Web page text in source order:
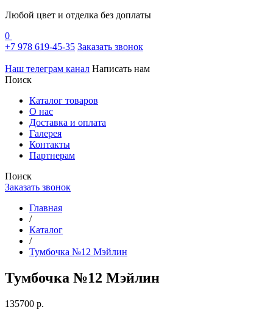
Любой цвет и отделка без доплаты
0
+7 978 619-45-35 Заказать звонок
Наш телеграм канал Написать нам
Поиск
Каталог товаров
О нас
Доставка и оплата
Галерея
Контакты
Партнерам
Поиск
Заказать звонок
Главная
/
Каталог
/
Тумбочка №12 Мэйлин
Тумбочка №12 Мэйлин
135700 р.